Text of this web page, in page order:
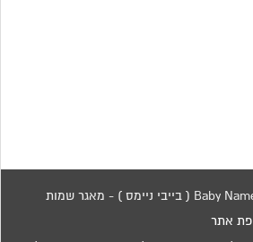
כל הזכויות שמורות 2015 Baby Names ( בייבי ניימס ) - מאגר שמות
אתר